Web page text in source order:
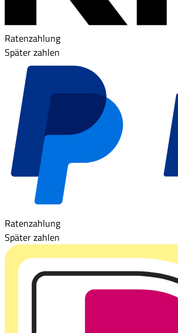
Ratenzahlung
Später zahlen
Ratenzahlung
Später zahlen